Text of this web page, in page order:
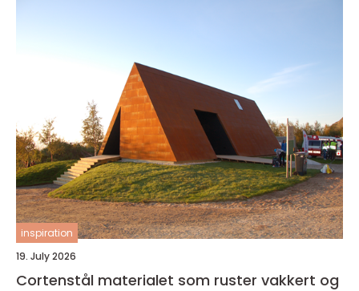
inspiration
19. July 2026
Cortenstål materialet som ruster vakkert og